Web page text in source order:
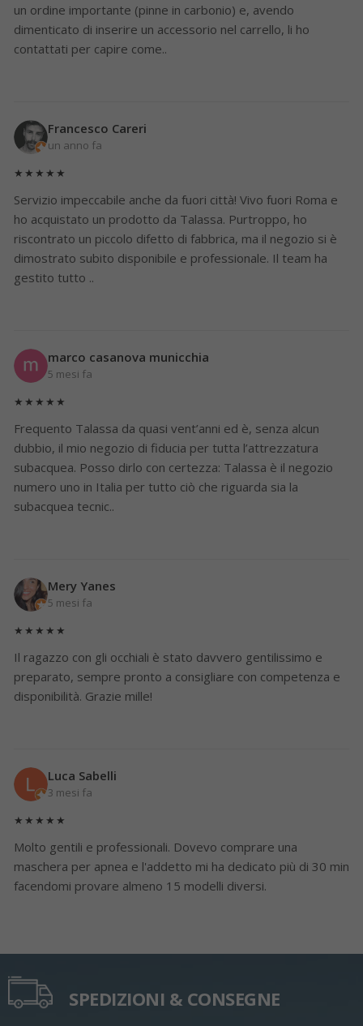
un ordine importante (pinne in carbonio) e, avendo
dimenticato di inserire un accessorio nel carrello, li ho
contattati per capire come..
Francesco Careri
un anno fa
★★★★★
Servizio impeccabile anche da fuori città! Vivo fuori Roma e
ho acquistato un prodotto da Talassa. Purtroppo, ho
riscontrato un piccolo difetto di fabbrica, ma il negozio si è
dimostrato subito disponibile e professionale. Il team ha
gestito tutto ..
marco casanova municchia
5 mesi fa
★★★★★
Frequento Talassa da quasi vent’anni ed è, senza alcun
dubbio, il mio negozio di fiducia per tutta l’attrezzatura
subacquea. Posso dirlo con certezza: Talassa è il negozio
numero uno in Italia per tutto ciò che riguarda sia la
subacquea tecnic..
Mery Yanes
5 mesi fa
★★★★★
Il ragazzo con gli occhiali è stato davvero gentilissimo e
preparato, sempre pronto a consigliare con competenza e
disponibilità. Grazie mille!
Luca Sabelli
3 mesi fa
★★★★★
Molto gentili e professionali. Dovevo comprare una
maschera per apnea e l'addetto mi ha dedicato più di 30 min
facendomi provare almeno 15 modelli diversi.
SPEDIZIONI & CONSEGNE